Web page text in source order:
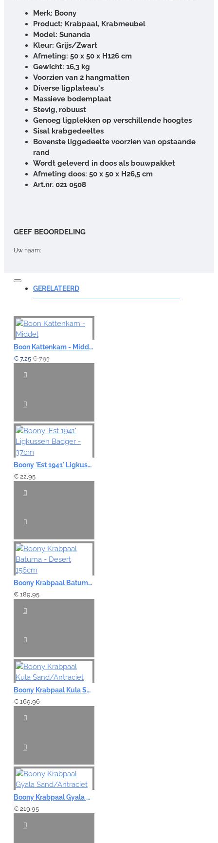
Merk: Boony
Product: Krabpaal, Krabmeubel
Model: Sunanda
Kleur: Grijs/Zwart
Afmeting: 50 x 50 x H126 cm
Gewicht: 16,3 kg
Voorzien van 2 hangmatten
Diverse ligplateau's
Massieve bodemplaat
Stevig, robuust
Genoeg ligplekken op verschillende hoogtes
Sisal krabgedeeltes
Bovenste liggedeelte voorzien van opstaande
rand
Wordt geleverd in doos als bouwpakket
Afmeting doos: 50 x 50 x H26,5 cm
Art.nr. 021 0508
GEEF BEOORDELING
Uw naam:
Opmerking:
Note: HTML-code wordt niet vertaald!
Waardering:
GERELATEERD
Boon Kattenkam - Middel
€ 7,25 € 7,95
Boony 'Est 1941' Ligkussen Badger - 37cm
€ 22,95
Boony Krabpaal Batuma - Desert 156cm
€ 189,95
Boony Krabpaal Kula Sand/Antraciet
€ 169,96
Boony Krabpaal Gyala Sand/Antraciet
€ 219,95